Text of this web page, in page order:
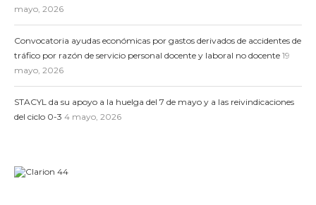
mayo, 2026
Convocatoria ayudas económicas por gastos derivados de accidentes de
tráfico por razón de servicio personal docente y laboral no docente 19
mayo, 2026
STACYL da su apoyo a la huelga del 7 de mayo y a las reivindicaciones
del ciclo 0-3 4 mayo, 2026